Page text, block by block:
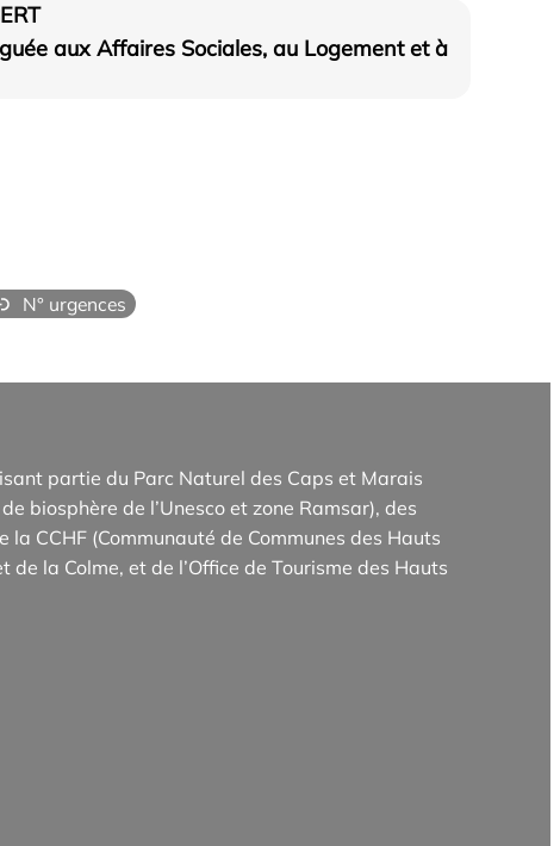
aux Affaires Sociales, au Logement et à
N° urgences
partie du Parc Naturel des Caps et Marais
biosphère de l’Unesco et zone Ramsar), des
CCHF (Communauté de Communes des Hauts
de la Colme, et de l’Office de Tourisme des Hauts